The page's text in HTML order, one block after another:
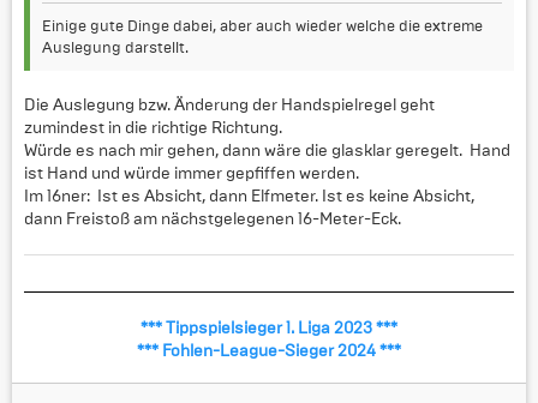
Einige gute Dinge dabei, aber auch wieder welche die extreme
Auslegung darstellt.
Die Auslegung bzw. Änderung der Handspielregel geht
zumindest in die richtige Richtung.
Würde es nach mir gehen, dann wäre die glasklar geregelt. Hand
ist Hand und würde immer gepfiffen werden.
Im 16ner: Ist es Absicht, dann Elfmeter. Ist es keine Absicht,
dann Freistoß am nächstgelegenen 16-Meter-Eck.
*** Tippspielsieger 1. Liga 2023 ***
*** Fohlen-League-Sieger 2024 ***